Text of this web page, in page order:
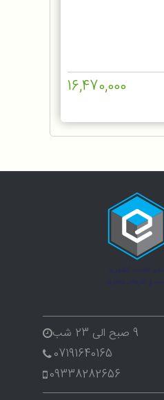
16,470,000
9 صبح الی 23 شب
07191640165
09338282656